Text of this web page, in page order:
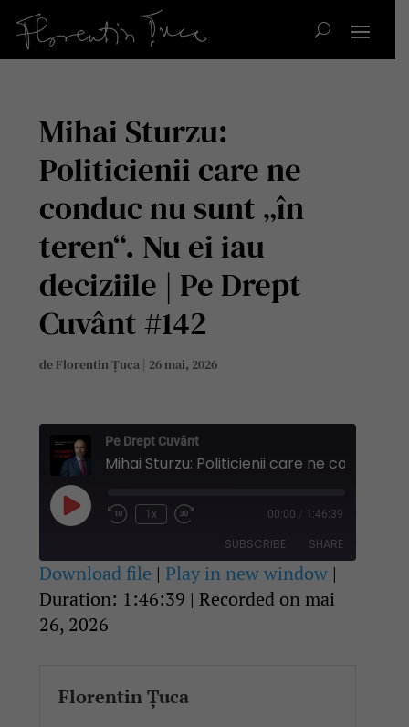
Mihai Sturzu:
Politicienii care ne
conduc nu sunt „în
teren“. Nu ei iau
deciziile | Pe Drept
Cuvânt #142
de Florentin Țuca | 26 mai, 2026
Pe Drept Cuvânt
Play
Episode
Rewind
1x
Fast
seconds
00:00 1:46:39
SUBSCRIBE SHARE
SHARE
LINK
Download file |Play in new window |
Duration: 1:46:39 |Recorded on mai
26, 2026
Florentin Țuca